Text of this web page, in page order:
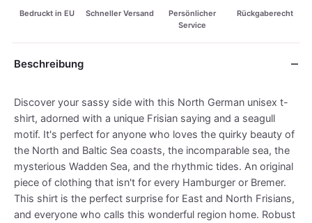
Bedruckt in EU Schneller Versand
Persönlicher
Service
Rückgaberecht
Beschreibung
Discover your sassy side with this North German unisex t-
shirt, adorned with a unique Frisian saying and a seagull
motif. It's perfect for anyone who loves the quirky beauty of
the North and Baltic Sea coasts, the incomparable sea, the
mysterious Wadden Sea, and the rhythmic tides. An original
piece of clothing that isn't for every Hamburger or Bremer.
This shirt is the perfect surprise for East and North Frisians,
and everyone who calls this wonderful region home. Robust